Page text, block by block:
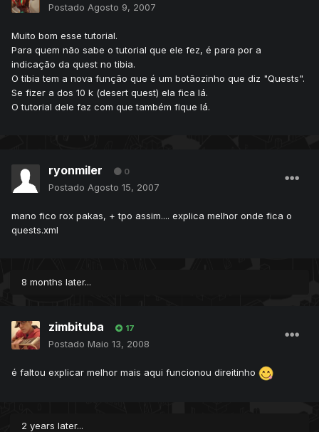
Postado Agosto 9, 2007
Muito bom esse tutorial.
Para quem não sabe o tutorial que ele fez, é para por a
indicação da quest no tibia.
O tibia tem a nova função que é um botãozinho que diz "Quests".
Se fizer a dos 10 k (desert quest) ela fica lá.
O tutorial dele faz com que também fique lá.
ryonmiler 0
Postado Agosto 15, 2007
mano fico rox pakas, + tpo assim.... explica melhor onde fica o
quests.xml
8 months later...
zimbituba 17
Postado Maio 13, 2008
é faltou explicar melhor mais aqui funcionou direitinho
2 years later...